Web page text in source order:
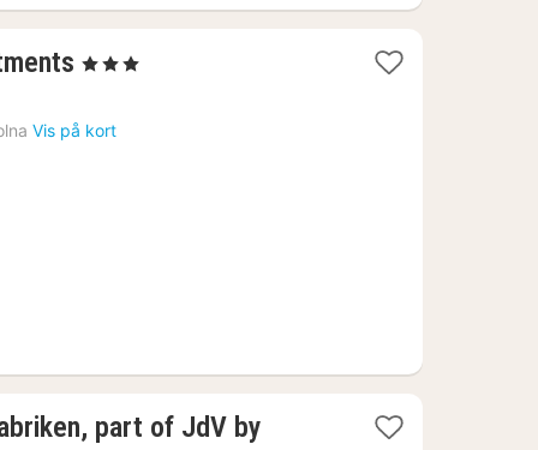
1
fra
600
, 3 Stjerner
Vis på kort
part of JdV by